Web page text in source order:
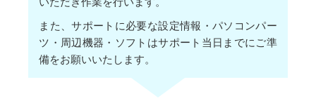
また、サポートに必要な設定情報・パソコンパー
ツ・周辺機器・ソフトはサポート当日までにご準
備をお願いいたします。